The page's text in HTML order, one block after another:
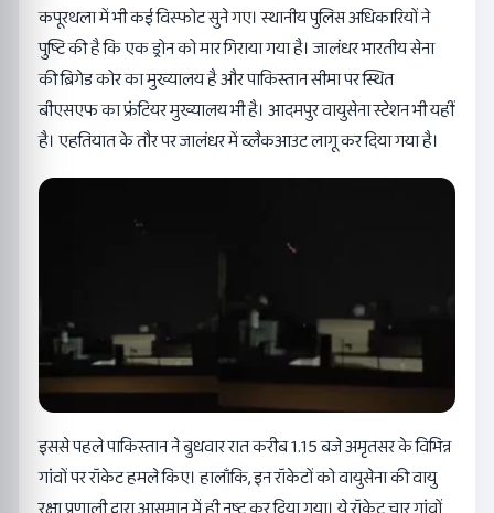
कपूरथला में भी कई विस्फोट सुने गए। स्थानीय पुलिस अधिकारियों ने
पुष्टि की है कि एक ड्रोन को मार गिराया गया है। जालंधर भारतीय सेना
की ब्रिगेड कोर का मुख्यालय है और पाकिस्तान सीमा पर स्थित
बीएसएफ का फ्रंटियर मुख्यालय भी है। आदमपुर वायुसेना स्टेशन भी यहीं
है। एहतियात के तौर पर जालंधर में ब्लैकआउट लागू कर दिया गया है।
इससे पहले पाकिस्तान ने बुधवार रात करीब 1.15 बजे अमृतसर के विभिन्न
गांवों पर रॉकेट हमले किए। हालाँकि, इन रॉकेटों को वायुसेना की वायु